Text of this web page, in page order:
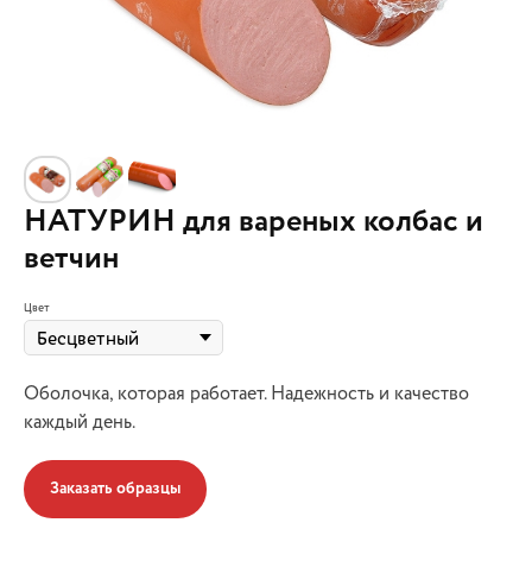
НАТУРИН для вареных колбас и
ветчин
Цвет
Оболочка, которая работает. Надежность и качество
каждый день.
Заказать образцы